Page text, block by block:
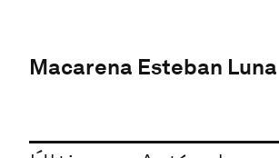
Macarena Esteban Luna